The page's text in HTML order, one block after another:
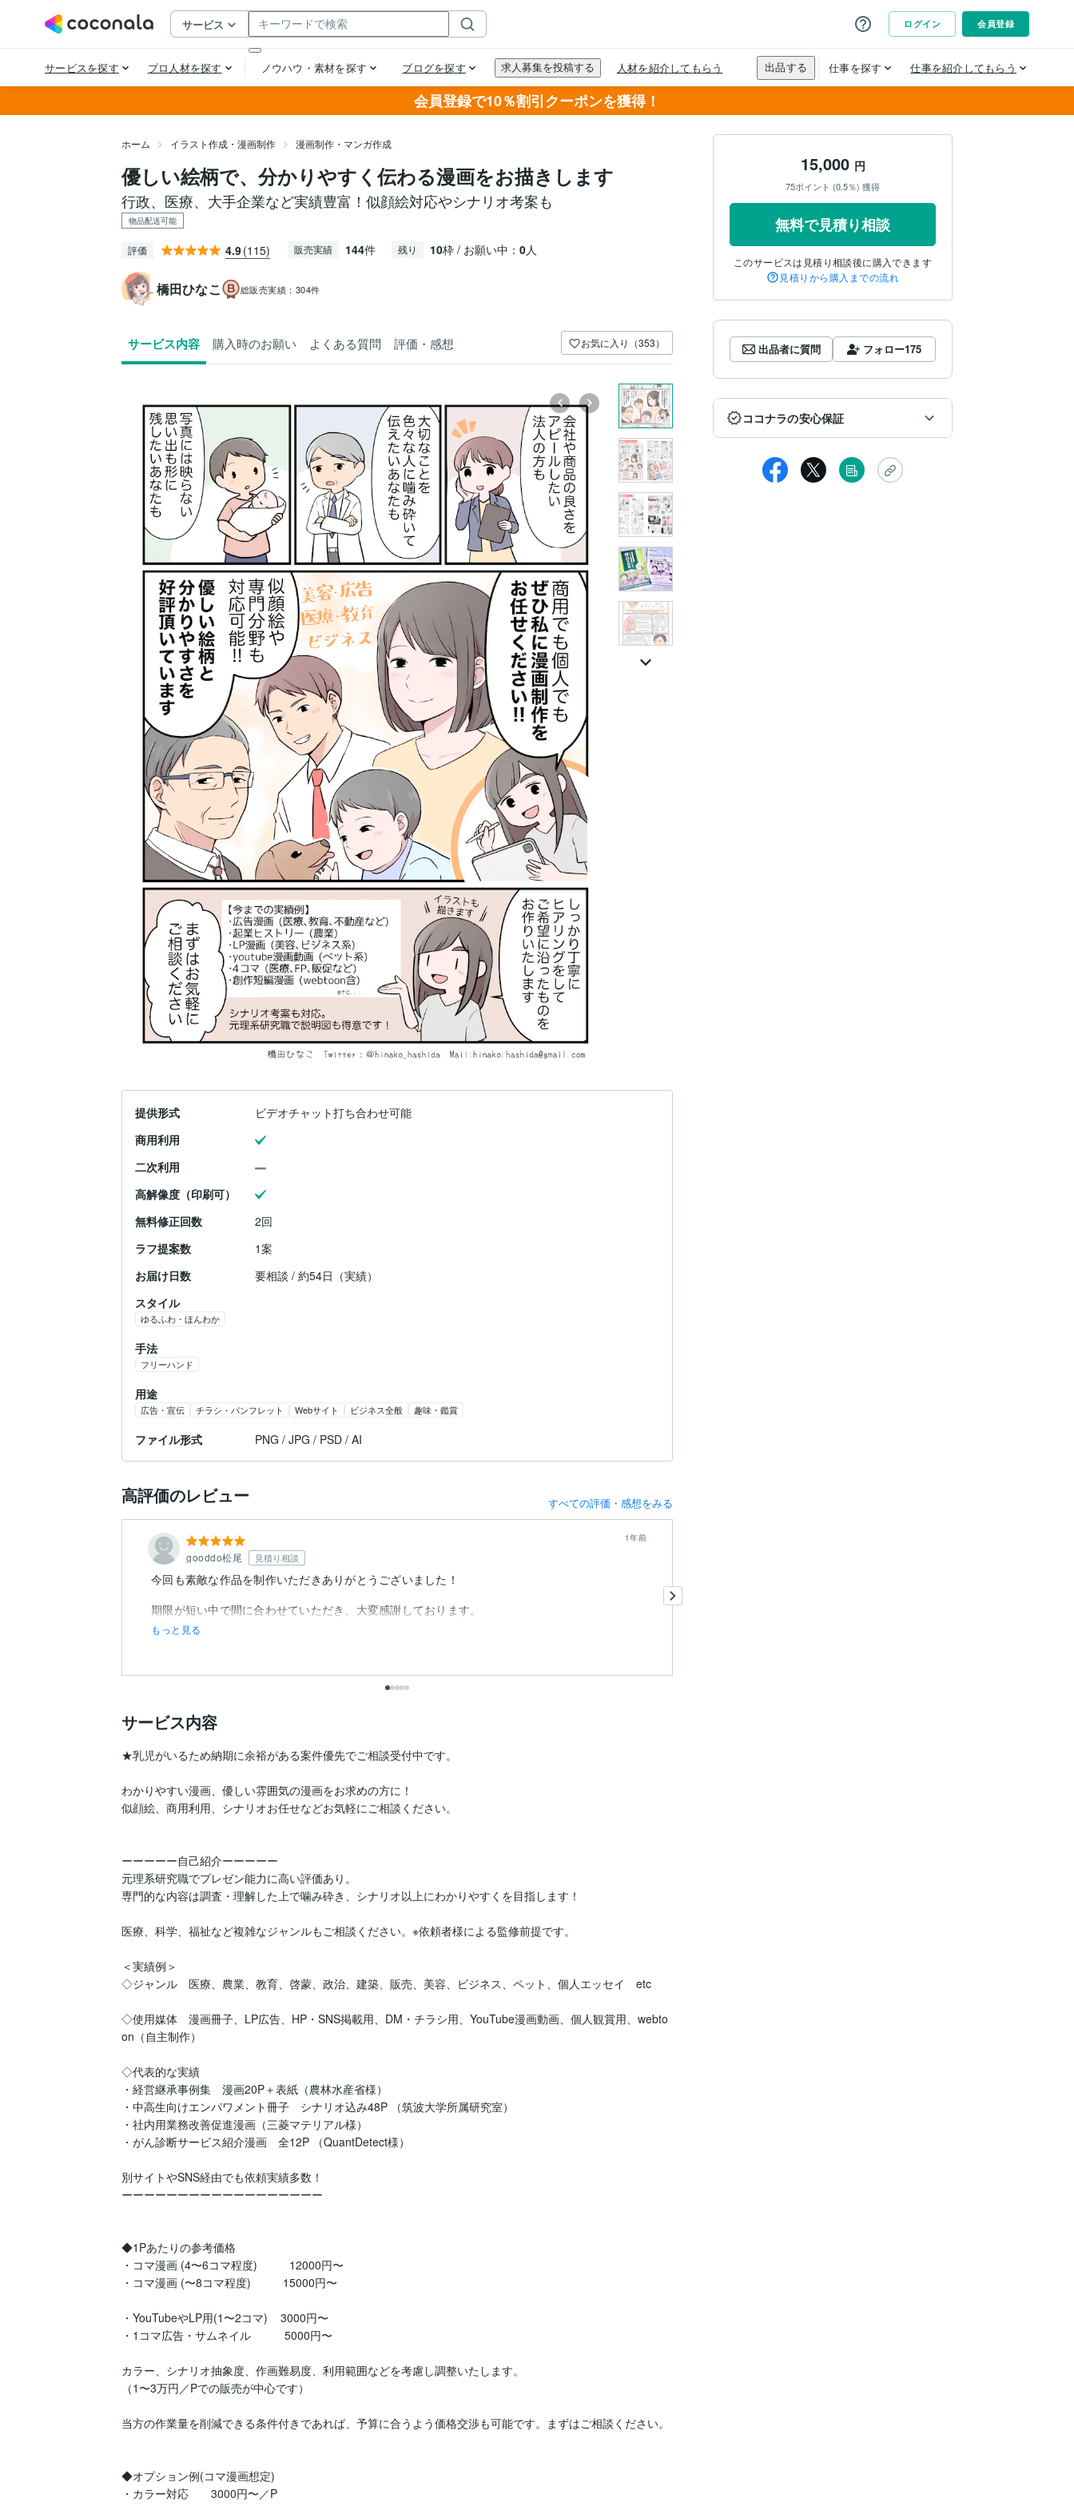
会員登録で10％割引クーポンを獲得！
ホーム イラスト作成・漫画制作 漫画制作・マンガ作成
優しい絵柄で、分かりやすく伝わる漫画をお描きします
行政、医療、大手企業など実績豊富！似顔絵対応やシナリオ考案も
物品配送可能
評価 4.9(115) 販売実績 144件 残り 10枠 / お願い中： 0人
橋田ひなこ 総販売実績： 304件
サービス内容 購入時のお願い よくある質問 評価・感想 お気に入り（353）
提供形式
ビデオチャット打ち合わせ可能
商用利用
二次利用
高解像度（印刷可）
無料修正回数
2回
ラフ提案数
1案
お届け日数
要相談 / 約54日（実績）
スタイル
ゆるふわ・ほんわか
手法
フリーハンド
用途
広告・宣伝 チラシ・パンフレット Webサイト ビジネス全般 趣味・鑑賞
ファイル形式 PNG / JPG / PSD / AI
高評価のレビュー すべての評価・感想をみる
gooddo松尾 見積り相談
1年前
今回も素敵な作品を制作いただきありがとうございました！
期限が短い中で間に合わせていただき、大変感謝しております。
もっと見る
サービス内容
★乳児がいるため納期に余裕がある案件優先でご相談受付中です。
わかりやすい漫画、優しい雰囲気の漫画をお求めの方に！
似顔絵、商用利用、シナリオお任せなどお気軽にご相談ください。
ーーーーー自己紹介ーーーーー
元理系研究職でプレゼン能力に高い評価あり。
専門的な内容は調査・理解した上で噛み砕き、シナリオ以上にわかりやすくを目指します！
医療、科学、福祉など複雑なジャンルもご相談ください。※依頼者様による監修前提です。
＜実績例＞
◇ジャンル　医療、農業、教育、啓蒙、政治、建築、販売、美容、ビジネス、ペット、個人エッセイ　etc
◇使用媒体　漫画冊子、LP広告、HP・SNS掲載用、DM・チラシ用、YouTube漫画動画、個人観賞用、webto
on（自主制作）
◇代表的な実績
・経営継承事例集　漫画20P＋表紙（農林水産省様）
・中高生向けエンパワメント冊子　シナリオ込み48P （筑波大学所属研究室）
・社内用業務改善促進漫画（三菱マテリアル様）
・がん診断サービス紹介漫画　全12P （QuantDetect様）
別サイトやSNS経由でも依頼実績多数！
ーーーーーーーーーーーーーーーーーー
◆1Pあたりの参考価格
・コマ漫画 (4〜6コマ程度)          12000円〜
・コマ漫画 (〜8コマ程度)          15000円〜
・YouTubeやLP用(1〜2コマ)    3000円〜
・1コマ広告・サムネイル　　　5000円〜
カラー、シナリオ抽象度、作画難易度、利用範囲などを考慮し調整いたします。
（1〜3万円／Pでの販売が中心です）
当方の作業量を削減できる条件付きであれば、予算に合うよう価格交渉も可能です。まずはご相談ください。
◆オプション例(コマ漫画想定)
・カラー対応　　3000円〜／P
15,000 円
75ポイント (0.5％) 獲得
無料で見積り相談
このサービスは見積り相談後に購入できます
見積りから購入までの流れ
出品者に質問 フォロー175
ココナラの安心保証